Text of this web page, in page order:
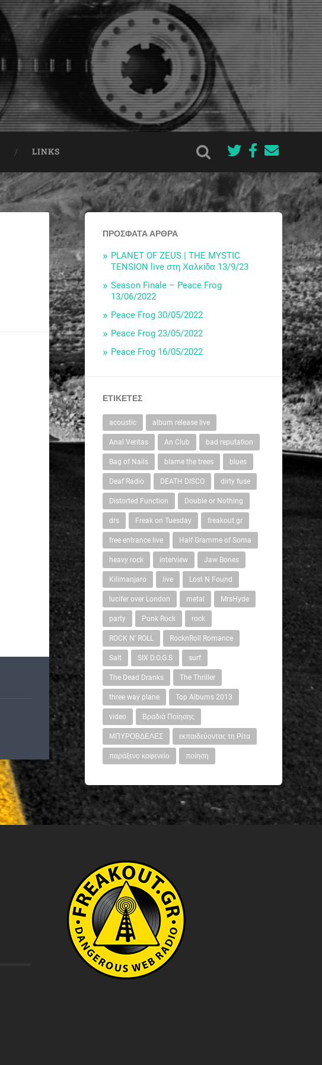
LINKS
ΠΡΌΣΦΑΤΑ ΆΡΘΡΑ
PLANET OF ZEUS | THE MYSTIC
TENSION live στη Χαλκίδα 13/9/23
Season Finale – Peace Frog
13/06/2022
Peace Frog 30/05/2022
Peace Frog 23/05/2022
Peace Frog 16/05/2022
ΕΤΙΚΈΤΕΣ
acoustic album release live
Anal Veritas An Club bad reputation
Bag of Nails blame the trees blues
Deaf Radio DEATH DISCO dirty fuse
Distorted Function Double or Nothing
drs Freak on Tuesday freakout.gr
free entrance live Half Gramme of Soma
heavy rock interview Jaw Bones
Kilimanjaro live Lost N Found
lucifer over London metal MrsHyde
party Punk Rock rock
ROCK N' ROLL RocknRoll Romance
Salt SIX D.O.G.S surf
The Dead Dranks The Thriller
three way plane Top Albums 2013
video Βραδιά Ποίησης
ΜΠΥΡΟΒΔΕΛΕΣ εκπαιδεύοντας τη Ρίτα
παράξενο καφενείο ποίηση